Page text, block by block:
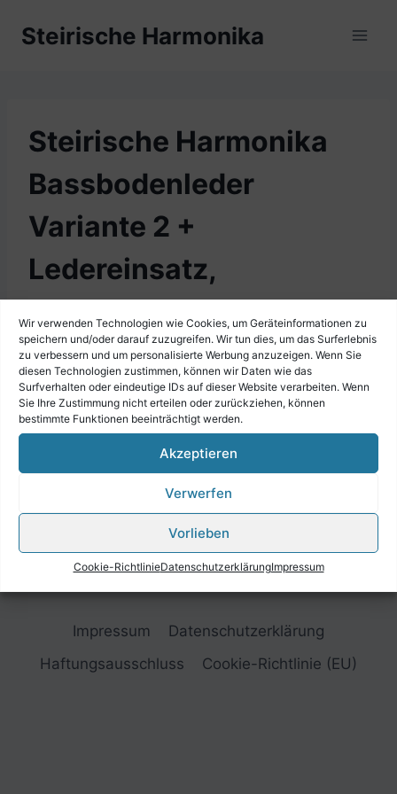
Wir verwenden Technologien wie Cookies, um Geräteinformationen zu
speichern und/oder darauf zuzugreifen. Wir tun dies, um das Surferlebnis
zu verbessern und um personalisierte Werbung anzuzeigen. Wenn Sie
diesen Technologien zustimmen, können wir Daten wie das
Surfverhalten oder eindeutige IDs auf dieser Website verarbeiten. Wenn
Sie Ihre Zustimmung nicht erteilen oder zurückziehen, können
bestimmte Funktionen beeinträchtigt werden.
Akzeptieren
Verwerfen
Vorlieben
Cookie-RichtlinieDatenschutzerklärungImpressum
InhaltSteirische Harmonika
Steirische Harmonika
Bassbodenleder
Variante 2 +
Ledereinsatz,
dunkelbraun
Impressum
Datenschutzerklärung
Haftungsausschluss
Cookie-Richtlinie (EU)